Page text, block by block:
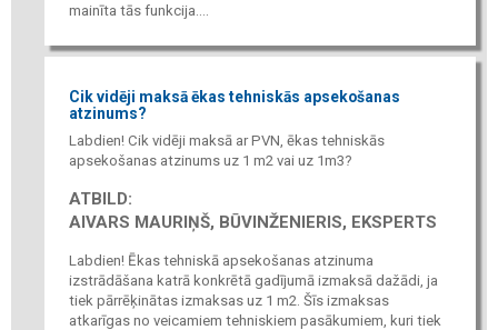
mainīta tās funkcija....
Cik vidēji maksā ēkas tehniskās apsekošanas
atzinums?
Labdien! Cik vidēji maksā ar PVN, ēkas tehniskās
apsekošanas atzinums uz 1 m2 vai uz 1m3?
ATBILD:
AIVARS MAURIŅŠ, BŪVINŽENIERIS, EKSPERTS
Labdien! Ēkas tehniskā apsekošanas atzinuma
izstrādāšana katrā konkrētā gadījumā izmaksā dažādi, ja
tiek pārrēķinātas izmaksas uz 1 m2. Šīs izmaksas
atkarīgas no veicamiem tehniskiem pasākumiem, kuri tiek